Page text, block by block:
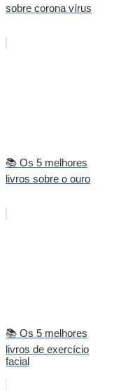
sobre corona vírus
📚 Os 5 melhores
livros sobre o ouro
📚 Os 5 melhores
livros de exercício
facial